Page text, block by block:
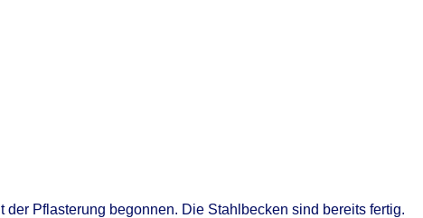
Pflasterung begonnen. Die Stahlbecken sind bereits fertig.